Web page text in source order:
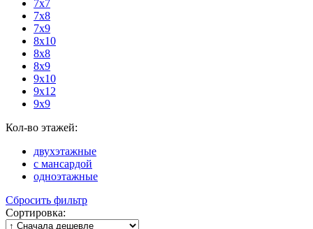
7x7
7x8
7x9
8x10
8x8
8x9
9x10
9x12
9x9
Кол-во этажей:
двухэтажные
с мансардой
одноэтажные
Сбросить фильтр
Сортировка: